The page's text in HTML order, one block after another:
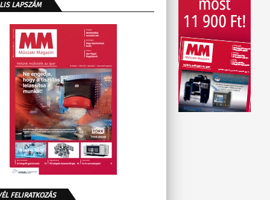
LAPSZÁM
FELIRATKOZÁS